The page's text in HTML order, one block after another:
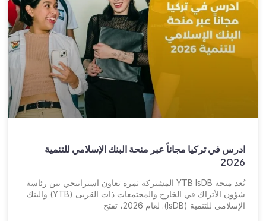
ادرس في تركيا مجاناً عبر منحة البنك الإسلامي للتنمية
2026
تُعد منحة YTB IsDB المشتركة ثمرة تعاون استراتيجي بين رئاسة
شؤون الأتراك في الخارج والمجتمعات ذات القربى (YTB) والبنك
الإسلامي للتنمية (IsDB). لعام 2026، تفتح